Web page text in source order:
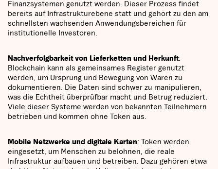
Finanzsystemen genutzt werden. Dieser Prozess findet
bereits auf Infrastrukturebene statt und gehört zu den am
schnellsten wachsenden Anwendungsbereichen für
institutionelle Investoren.
Nachverfolgbarkeit von Lieferketten und Herkunft:
Blockchain kann als gemeinsames Register genutzt
werden, um Ursprung und Bewegung von Waren zu
dokumentieren. Die Daten sind schwer zu manipulieren,
was die Echtheit überprüfbar macht und Betrug reduziert.
Viele dieser Systeme werden von bekannten Teilnehmern
betrieben und kommen ohne Token aus.
Mobile Netzwerke und digitale Karten: Token werden
eingesetzt, um Menschen zu belohnen, die reale
Infrastruktur aufbauen und betreiben. Dazu gehören etwa